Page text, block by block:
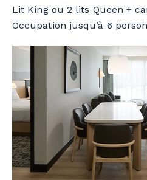
Lit King ou 2 lits Queen +
Occupation jusqu’à 6